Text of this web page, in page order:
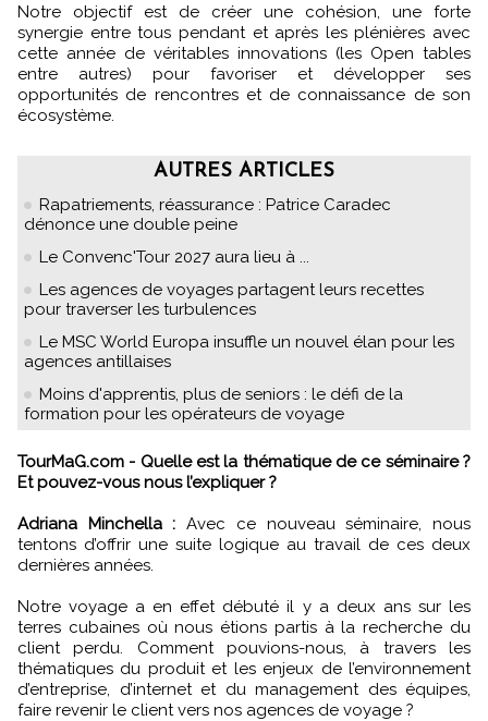
Notre objectif est de créer une cohésion, une forte
synergie entre tous pendant et après les plénières avec
cette année de véritables innovations (les Open tables
entre autres) pour favoriser et développer ses
opportunités de rencontres et de connaissance de son
écosystème.
AUTRES ARTICLES
Rapatriements, réassurance : Patrice Caradec
dénonce une double peine
Le Convenc'Tour 2027 aura lieu à ...
Les agences de voyages partagent leurs recettes
pour traverser les turbulences
Le MSC World Europa insuffle un nouvel élan pour les
agences antillaises
Moins d'apprentis, plus de seniors : le défi de la
formation pour les opérateurs de voyage
TourMaG.com - Quelle est la thématique de ce séminaire ?
Et pouvez-vous nous l’expliquer ?
Adriana Minchella : Avec ce nouveau séminaire, nous
tentons d’offrir une suite logique au travail de ces deux
dernières années.
Notre voyage a en effet débuté il y a deux ans sur les
terres cubaines où nous étions partis à la recherche du
client perdu. Comment pouvions-nous, à travers les
thématiques du produit et les enjeux de l’environnement
d’entreprise, d’internet et du management des équipes,
faire revenir le client vers nos agences de voyage ?